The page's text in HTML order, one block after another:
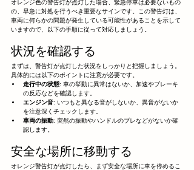
オレンジ色の警告灯が点灯した場合、緊急停車は必要ないもの
の、早急に対処を行うべき重要なサインです。この警告灯は、
車両に何らかの問題が発生している可能性があることを示して
いますので、以下の手順に従って対応しましょう。
状況を確認する
まずは、警告灯が点灯した状況をしっかりと把握しましょう。
具体的には以下のポイントに注意が必要です。
走行中の状態: 車の挙動に異常はないか、加速やブレーキ
の反応などを確認します。
エンジン音: いつもと異なる音がしないか、異音がないか
を注意深くチェックします。
車両の振動: 突然の振動やハンドルのブレなどがないか確
認します。
安全な場所に移動する
オレンジ警告灯が点灯したら、まず安全な場所に車を停めるこ